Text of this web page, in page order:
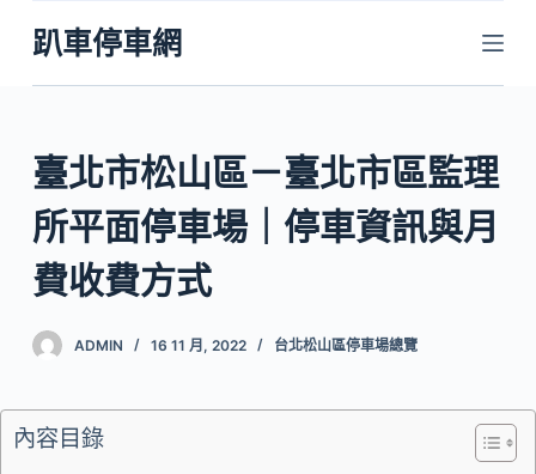
跳
至
主
內
容
趴車停車網
臺北市松山區－臺北市區監理
所平面停車場｜停車資訊與月
費收費方式
ADMIN 16 11 月, 2022 台北松山區停車場總覽
內容目錄